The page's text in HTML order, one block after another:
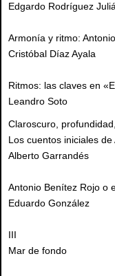
Edgardo Rodríguez
Armonía y ritmo:
Cristóbal Díaz Ayala
Ritmos: las claves en
Leandro Soto
Claroscuro,
Los cuentos iniciales
Alberto Garrandés
Antonio Benítez Rojo
Eduardo González
III
Mar de fondo